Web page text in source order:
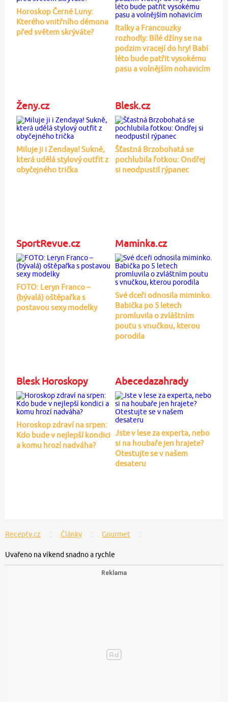
Horoskop Černé Luny:
Kterého vnitřního démona
před světem skrýváte?
Italky a Francouzky
rozhodly: Bílé džíny se na
podzim vracejí do hry! Babí
léto bude patřit vysokému
pasu a volnějším nohavicím
Ženy.cz
Miluje ji i Zendaya! Sukně,
která udělá stylový outfit z
obyčejného trička
Blesk.cz
Šťastná Brzobohatá se
pochlubila fotkou: Ondřej
si neodpustil rýpanec
SportRevue.cz
FOTO: Leryn Franco –
(bývalá) oštěpařka s
postavou sexy modelky
Maminka.cz
Své dceři odnosila miminko.
Babička po 5 letech
promluvila o zvláštním
poutu s vnučkou, kterou
porodila
Blesk Horoskopy
Horoskop zdraví na srpen:
Kdo bude v nejlepší kondici
a komu hrozí nadváha?
Abecedazahrady
Jste v lese za experta, nebo
si na houbaře jen hrajete?
Otestujte se v našem
desateru
Recepty.cz Články Gourmet
Uvařeno na víkend snadno a rychle